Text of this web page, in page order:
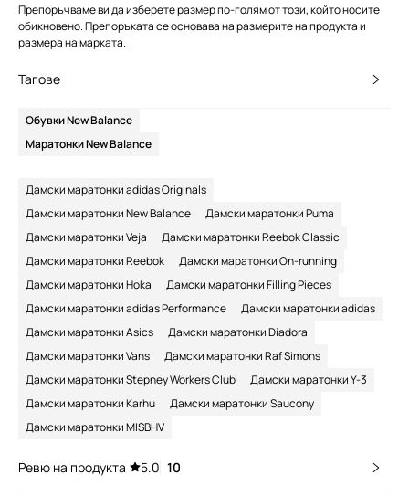
Препоръчваме ви да изберете размер по-голям от този, който носите
обикновено. Препоръката се основава на размерите на продукта и
размера на марката.
Тагове
Обувки New Balance
Маратонки New Balance
Дамски маратонки adidas Originals
Дамски маратонки New Balance
Дамски маратонки Puma
Дамски маратонки Veja
Дамски маратонки Reebok Classic
Дамски маратонки Reebok
Дамски маратонки On-running
Дамски маратонки Hoka
Дамски маратонки Filling Pieces
Дамски маратонки adidas Performance
Дамски маратонки adidas
Дамски маратонки Asics
Дамски маратонки Diadora
Дамски маратонки Vans
Дамски маратонки Raf Simons
Дамски маратонки Stepney Workers Club
Дамски маратонки Y-3
Дамски маратонки Karhu
Дамски маратонки Saucony
Дамски маратонки MISBHV
Ревю на продукта 5.0 10